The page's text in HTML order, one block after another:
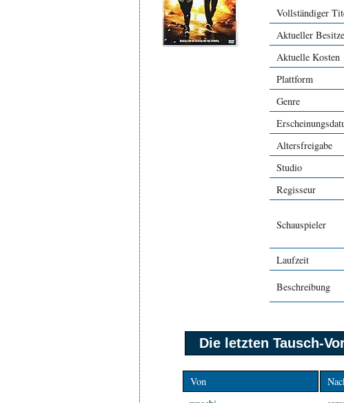
Vollständiger
Aktueller
Aktuelle Kosten
Plattform
Genre
Altersfreigabe
Studio
Regisseur
Schauspieler
Laufzeit
Beschreibung
Die letzten Tausch-
Von